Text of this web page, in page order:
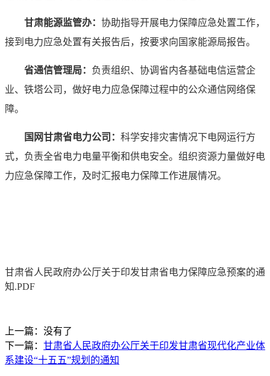
甘肃能源监管办： 协助指导开展电力保障应急处置工作，
接到电力应急处置有关报告后，按要求向国家能源局报告。
省通信管理局： 负责组织、协调省内各基础电信运营企
业、铁塔公司，做好电力应急保障过程中的公众通信网络保
障。
国网甘肃省电力公司： 科学安排灾害情况下电网运行方
式，负责全省电力电量平衡和供电安全。组织资源力量做好电
力应急保障工作，及时汇报电力保障工作进展情况。
甘肃省人民政府办公厅关于印发甘肃省电力保障应急预案的通
知.PDF
上一篇：没有了
下一篇： 甘肃省人民政府办公厅关于印发甘肃省现代化产业体
系建设“十五五”规划的通知